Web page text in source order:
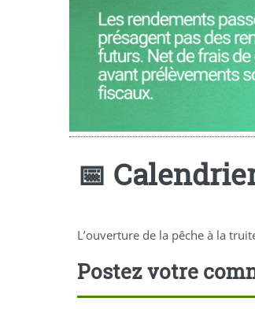
📅
L’ouverture de la pêche à la
Postez votre